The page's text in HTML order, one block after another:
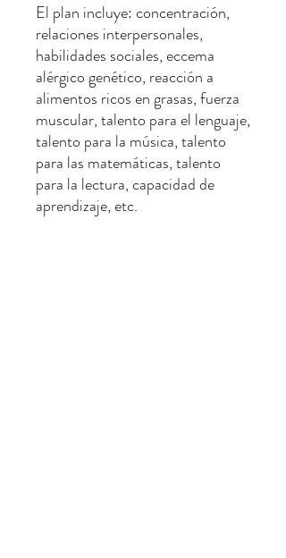
El plan incluye: concentración,
relaciones interpersonales,
habilidades sociales, eccema
alérgico genético, reacción a
alimentos ricos en grasas, fuerza
muscular, talento para el lenguaje,
talento para la música, talento
para las matemáticas, talento
para la lectura, capacidad de
aprendizaje, etc.